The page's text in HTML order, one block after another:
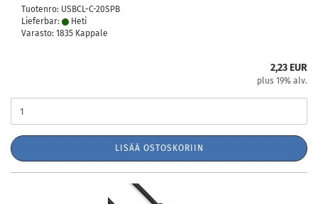
Tuotenro: USBCL-C-20SPB
Lieferbar:
Heti
Varasto: 1835 Kappale
2,23 EUR
plus 19% alv.
LISÄÄ OSTOSKORIIN